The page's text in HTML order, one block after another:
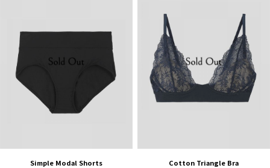
Simple Modal Shorts Cotton Triangle Bra